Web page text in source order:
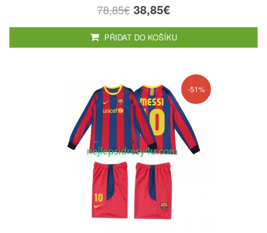
78,85€ 38,85€
PŘIDAT DO KOŠÍKU
-51%